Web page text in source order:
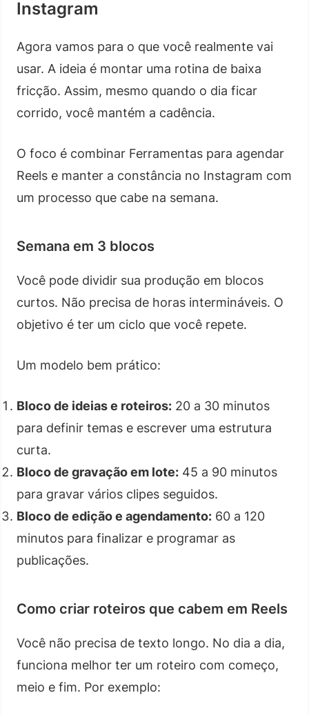
Instagram
Agora vamos para o que você realmente vai
usar. A ideia é montar uma rotina de baixa
fricção. Assim, mesmo quando o dia ficar
corrido, você mantém a cadência.
O foco é combinar Ferramentas para agendar
Reels e manter a constância no Instagram com
um processo que cabe na semana.
Semana em 3 blocos
Você pode dividir sua produção em blocos
curtos. Não precisa de horas intermináveis. O
objetivo é ter um ciclo que você repete.
Um modelo bem prático:
Bloco de ideias e roteiros: 20 a 30 minutos
para definir temas e escrever uma estrutura
curta.
Bloco de gravação em lote: 45 a 90 minutos
para gravar vários clipes seguidos.
Bloco de edição e agendamento: 60 a 120
minutos para finalizar e programar as
publicações.
Como criar roteiros que cabem em Reels
Você não precisa de texto longo. No dia a dia,
funciona melhor ter um roteiro com começo,
meio e fim. Por exemplo: